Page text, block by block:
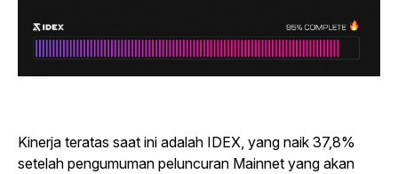
Kinerja teratas saat ini adalah IDEX, yang naik 37,8%
setelah pengumuman peluncuran Mainnet yang akan